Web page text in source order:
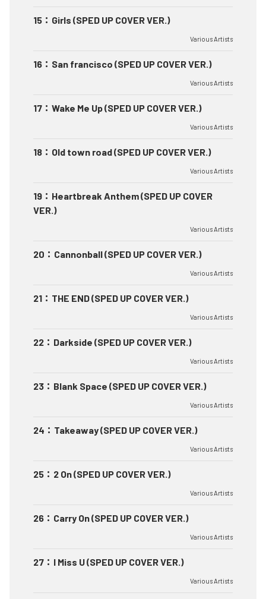
15 ： Girls (SPED UP COVER VER.)
Various Artists
16 ： San francisco (SPED UP COVER VER.)
Various Artists
17 ： Wake Me Up (SPED UP COVER VER.)
Various Artists
18 ： Old town road (SPED UP COVER VER.)
Various Artists
19 ： Heartbreak Anthem (SPED UP COVER
VER.)
Various Artists
20 ： Cannonball (SPED UP COVER VER.)
Various Artists
21 ： THE END (SPED UP COVER VER.)
Various Artists
22 ： Darkside (SPED UP COVER VER.)
Various Artists
23 ： Blank Space (SPED UP COVER VER.)
Various Artists
24 ： Takeaway (SPED UP COVER VER.)
Various Artists
25 ： 2 On (SPED UP COVER VER.)
Various Artists
26 ： Carry On (SPED UP COVER VER.)
Various Artists
27 ： I Miss U (SPED UP COVER VER.)
Various Artists